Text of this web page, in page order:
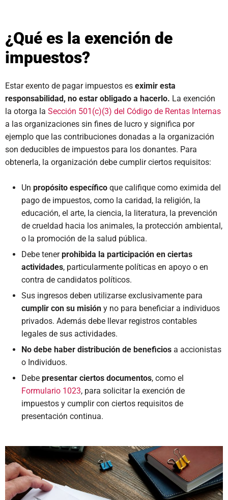
¿Qué es la exención de
impuestos?
Estar exento de pagar impuestos es eximir esta
responsabilidad, no estar obligado a hacerlo. La exención
la otorga la Sección 501(c)(3) del Código de Rentas Internas
a las organizaciones sin fines de lucro y significa por
ejemplo que las contribuciones donadas a la organización
son deducibles de impuestos para los donantes. Para
obtenerla, la organización debe cumplir ciertos requisitos:
Un propósito específico que califique como eximida del
pago de impuestos, como la caridad, la religión, la
educación, el arte, la ciencia, la literatura, la prevención
de crueldad hacia los animales, la protección ambiental,
o la promoción de la salud pública.
Debe tenerprohibida la participación en ciertas
actividades, particularmente políticas en apoyo o en
contra de candidatos políticos.
Sus ingresos deben utilizarse exclusivamente para
cumplir con su misión y no para beneficiar a individuos
privados. Además debe llevar registros contables
legales de sus actividades.
No debe haber distribución de beneficios a accionistas
o Individuos.
Debe presentar ciertos documentos, como el
Formulario 1023, para solicitar la exención de
impuestos y cumplir con ciertos requisitos de
presentación continua.